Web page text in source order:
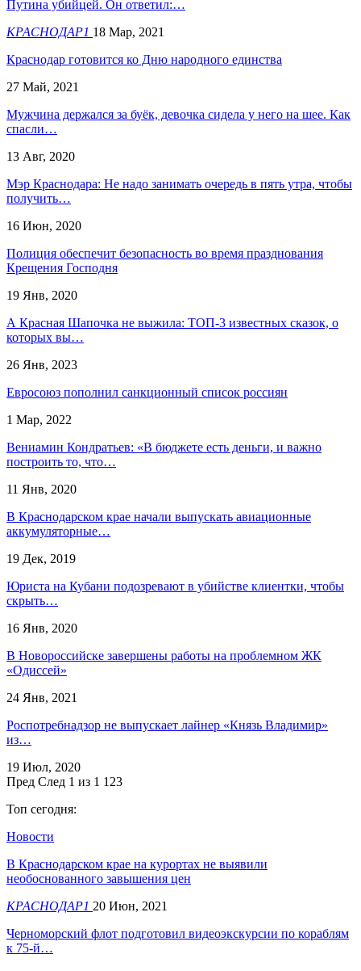
Путина убийцей. Он ответил:…
КРАСНОДАР1 18 Мар, 2021
Краснодар готовится ко Дню народного единства
27 Май, 2021
Мужчина держался за буёк, девочка сидела у него на шее. Как
спасли…
13 Авг, 2020
Мэр Краснодара: Не надо занимать очередь в пять утра, чтобы
получить…
16 Июн, 2020
Полиция обеспечит безопасность во время празднования
Крещения Господня
19 Янв, 2020
А Красная Шапочка не выжила: ТОП-3 известных сказок, о
которых вы…
26 Янв, 2023
Евросоюз пополнил санкционный список россиян
1 Мар, 2022
Вениамин Кондратьев: «В бюджете есть деньги, и важно
построить то, что…
11 Янв, 2020
В Краснодарском крае начали выпускать авиационные
аккумуляторные…
19 Дек, 2019
Юриста на Кубани подозревают в убийстве клиентки, чтобы
скрыть…
16 Янв, 2020
В Новороссийске завершены работы на проблемном ЖК
«Одиссей»
24 Янв, 2021
Роспотребнадзор не выпускает лайнер «Князь Владимир»
из…
19 Июл, 2020
Пред След 1 из 1 123
Топ сегодня:
Новости
В Краснодарском крае на курортах не выявили
необоснованного завышения цен
КРАСНОДАР1 20 Июн, 2021
Черноморский флот подготовил видеоэкскурсии по кораблям
к 75-й…